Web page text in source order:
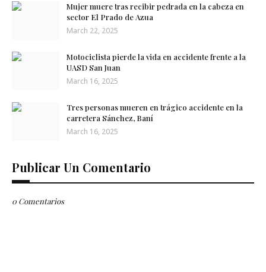
Mujer muere tras recibir pedrada en la cabeza en
sector El Prado de Azua
March 22, 2025
Motociclista pierde la vida en accidente frente a la
UASD San ​​Juan
March 16, 2025
Tres personas mueren en trágico accidente en la
carretera Sánchez, Baní
March 16, 2025
Publicar Un Comentario
0 Comentarios